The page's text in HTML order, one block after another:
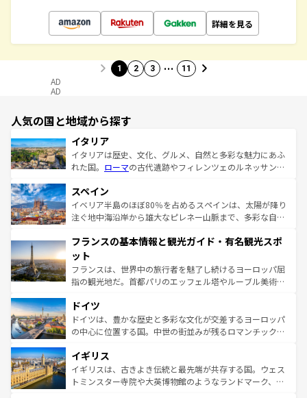
詳細を見る
1 2 3 … 11
AD
AD
人気の国と地域から探す
イタリア
イタリアは歴史、文化、グルメ、自然と多彩な魅力にあふ
れた国。 ローマの古代遺跡やフィレンツェのルネッサンス
ろん、トスカーナの美しい田園風景やアマルフィ海岸の絶
景など、自然景観も見逃せない。観光の合間には、本場の
ピザやパスタなど、絶品のイタリア料理を堪能することも
ませてくれるイタリアで、忘れられない旅をしてみよう！
なお、新着のイタリア情報は
しい。
スペイン
イベリア半島のほぼ80％を占めるスペインは、太陽が降り
注ぐ地中海沿岸から雄大なピレネー山脈まで、多彩な自然
文化が根付くこの国では、情熱的なフラメンコ、熱気あふ
れる闘牛、そして美味しいタパスが生活の一部となってい
る。首都マドリードの洗練された雰囲気や、バルセロナの
アートに溢れた街角から、地方では古代ローマ遺跡や中世
せる。地方によって風土や気候が異なるスペインはその個
性で訪れる人を魅了する。 なお、新着のスペイン情報は コ
ンテンツ一覧を参照してほしい。
フランスの基本情報と観光ガイド・有名観光スポ
ット
フランスは、世界中の旅行者を魅了し続けるヨーロッパ屈
指の観光地だ。首都パリのエッフェル塔やルーブル美術館
で、幅広い魅力が詰まっている。華麗な宮殿、歴史的な大
聖堂、美しいビーチ、そして豊かな自然が、訪れる者を心
から魅了する。また、フランスは美食の国としても知ら
いる。シャンパンの発祥地であるランス、プロヴァンスの
香り高いラベンダー畑など、多彩な楽しみ方が可能だ。さ
らに、パリ以外の地域にも魅力が溢れており、どの街角に
ドイツ
ドイツは、豊かな歴史と多彩な文化が交差するヨーロッパ
の中心に位置する国。中世の街並みが残るロマンチック街
顔を持つこの国は、どこを歩いても飽きることがない。ベ
ルリンの文化的活気、バイエルン州のアルプスの絶景、そ
してライン川沿いのワイン畑といった風景は必見。ビール
イギリス
イギリスは、古きよき伝統と最先端が共存する国。ウェス
トミンスター寺院や大英博物館のようなランドマーク、歴